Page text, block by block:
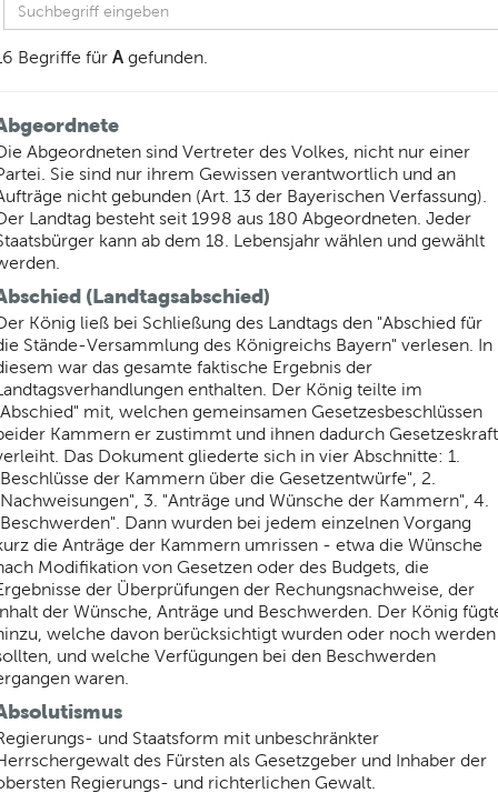
Begriffe für A gefunden.
Abgeordneten sind Vertreter des Volkes, nicht nur einer
Sie sind nur ihrem Gewissen verantwortlich und an
nicht gebunden (Art. 13 der Bayerischen Verfassung).
Landtag besteht seit 1998 aus 180 Abgeordneten. Jeder
kann ab dem 18. Lebensjahr wählen und gewählt
(Landtagsabschied)
König ließ bei Schließung des Landtags den "Abschied für
Stände-Versammlung des Königreichs Bayern" verlesen. In
war das gesamte faktische Ergebnis der
enthalten. Der König teilte im
mit, welchen gemeinsamen Gesetzesbeschlüssen
Kammern er zustimmt und ihnen dadurch Gesetzeskraft
Das Dokument gliederte sich in vier Abschnitte: 1.
der Kammern über die Gesetzentwürfe", 2.
3. "Anträge und Wünsche der Kammern", 4.
Dann wurden bei jedem einzelnen Vorgang
die Anträge der Kammern umrissen - etwa die Wünsche
Modifikation von Gesetzen oder des Budgets, die
der Überprüfungen der Rechungsnachweise, der
der Wünsche, Anträge und Beschwerden. Der König
welche davon berücksichtigt wurden oder noch werden
und welche Verfügungen bei den Beschwerden
waren.
und Staatsform mit unbeschränkter
des Fürsten als Gesetzgeber und Inhaber der
Regierungs- und richterlichen Gewalt.